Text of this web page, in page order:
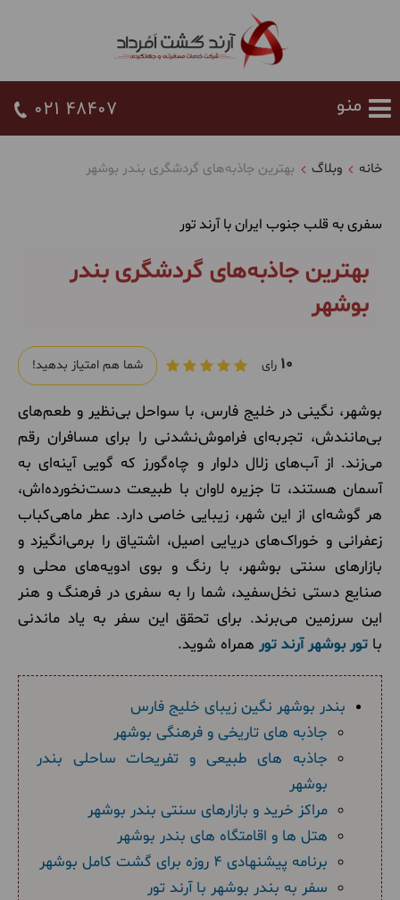
021 48407
خانه وبلاگ بهترین جاذبه‌های گردشگری بندر بوشهر
سفری به قلب جنوب ایران با آرند تور
بهترین جاذبه‌های گردشگری بندر
بوشهر
10 رای شما هم امتیاز بدهید!
بوشهر، نگینی در خلیج فارس، با سواحل بی‌نظیر و طعم‌های
بی‌مانندش، تجربه‌ای فراموش‌نشدنی را برای مسافران رقم
می‌زند. از آب‌های زلال دلوار و چاه‌گورز که گویی آینه‌ای به
آسمان هستند، تا جزیره لاوان با طبیعت دست‌نخورده‌اش،
هر گوشه‌ای از این شهر، زیبایی خاصی دارد. عطر ماهی‌کباب
زعفرانی و خوراک‌های دریایی اصیل، اشتیاق را برمی‌انگیزد و
بازارهای سنتی بوشهر، با رنگ و بوی ادویه‌های محلی و
صنایع دستی نخل‌سفید، شما را به سفری در فرهنگ و هنر
این سرزمین می‌برند. برای تحقق این سفر به یاد ماندنی
با تور بوشهر آرند تور همراه شوید.
بندر بوشهر نگین زیبای خلیج فارس
جاذبه های تاریخی و فرهنگی بوشهر
جاذبه های طبیعی و تفریحات ساحلی بندر
بوشهر
مراکز خرید و بازارهای سنتی بندر بوشهر
هتل ها و اقامتگاه های بندر بوشهر
برنامه پیشنهادی 4 روزه برای گشت کامل بوشهر
سفر به بندر بوشهر با آرند تور